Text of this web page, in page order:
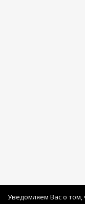
Уведомляем Вас о том,